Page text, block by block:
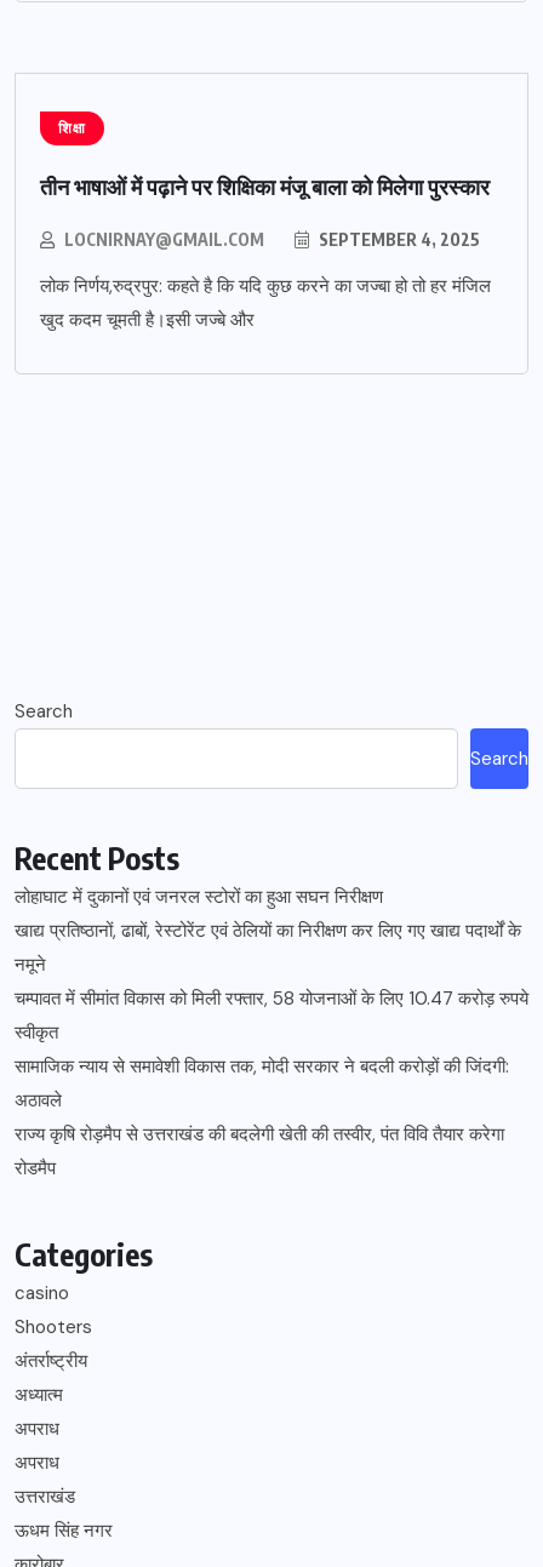
शिक्षा
तीन भाषाओं में पढ़ाने पर शिक्षिका मंजू बाला को मिलेगा पुरस्कार
LOCNIRNAY@GMAIL.COM SEPTEMBER 4, 2025
लोक निर्णय,रुद्रपुर: कहते है कि यदि कुछ करने का जज्बा हो तो हर मंजिल
खुद कदम चूमती है।इसी जज्बे और
Search
Search
Recent Posts
लोहाघाट में दुकानों एवं जनरल स्टोरों का हुआ सघन निरीक्षण
खाद्य प्रतिष्ठानों, ढाबों, रेस्टोरेंट एवं ठेलियों का निरीक्षण कर लिए गए खाद्य पदार्थों के
नमूने
चम्पावत में सीमांत विकास को मिली रफ्तार, 58 योजनाओं के लिए 10.47 करोड़ रुपये
स्वीकृत
सामाजिक न्याय से समावेशी विकास तक, मोदी सरकार ने बदली करोड़ों की जिंदगी:
अठावले
राज्य कृषि रोड़मैप से उत्तराखंड की बदलेगी खेती की तस्वीर, पंत विवि तैयार करेगा
रोडमैप
Categories
casino
Shooters
अंतर्राष्ट्रीय
अध्यात्म
अपराध
अपराध
उत्तराखंड
ऊधम सिंह नगर